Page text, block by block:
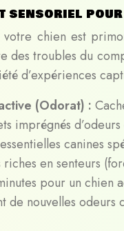
sensoriel
votre chien est
des troubles du
d’expériences
(Odorat) :
imprégnés
canines
en senteurs
pour un chien
de nouvelles